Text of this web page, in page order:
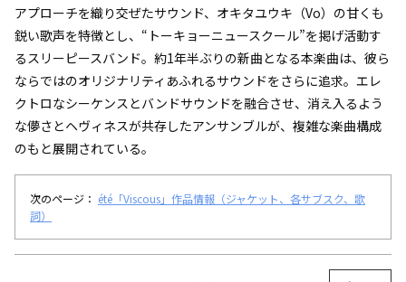
アプローチを織り交ぜたサウンド、オキタユウキ（Vo）の甘くも
鋭い歌声を特徴とし、“トーキョーニュースクール”を掲げ活動す
るスリーピースバンド。約1年半ぶりの新曲となる本楽曲は、彼ら
ならではのオリジナリティあふれるサウンドをさらに追求。エレ
クトロなシーケンスとバンドサウンドを融合させ、消え入るよう
な儚さとヘヴィネスが共存したアンサンブルが、複雑な楽曲構成
のもと展開されている。
次のページ： été「Viscous」作品情報（ジャケット、各サブスク、歌
詞）